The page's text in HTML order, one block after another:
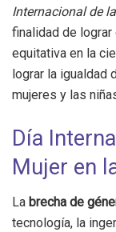
Internacional de
finalidad de
equitativa en la
lograr la igualdad
mujeres y las
Día
Mujer en
La brecha de
tecnología, la